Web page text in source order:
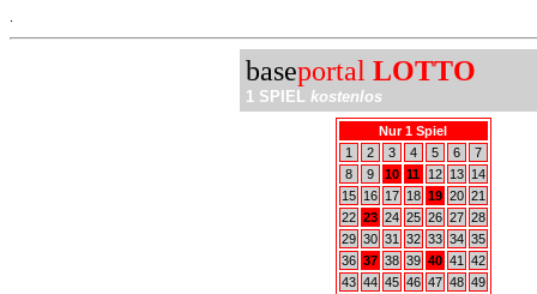
baseportal LOTTO
1 SPIEL kostenlos
Nur 1 Spiel
1
2 3 4 5 6
7
8
9 10 11 12 13
14
15
16 17 18 19 20 21
22 23 24 25 26 27 28
29 30 31 32 33 34 35
36 37 38 39 40 41
42
43 44 45 46 47 48 49